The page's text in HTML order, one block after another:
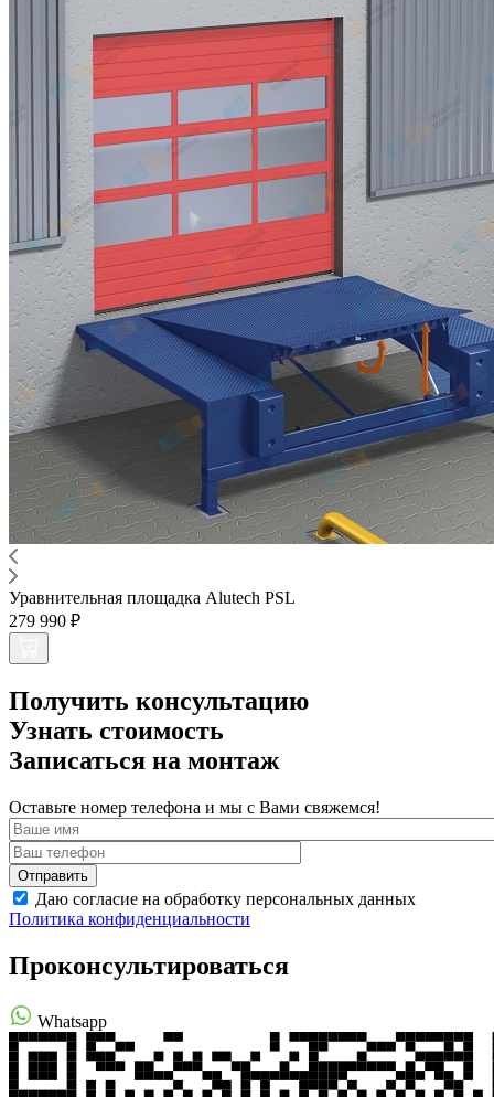
Уравнительная площадка Alutech PSL
279 990 ₽
Получить консультацию
Узнать стоимость
Записаться на монтаж
Оставьте номер телефона и мы с Вами свяжемся!
Даю согласие на обработку персональных данных
Политика конфиденциальности
Проконсультироваться
Whatsapp